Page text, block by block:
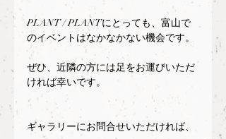
PLANT / PLANTにとっても、富山で
のイベントはなかなかない機会です。
ぜひ、近隣の方には足をお運びいただ
ければ幸いです。
ギャラリーにお問合せいただければ、